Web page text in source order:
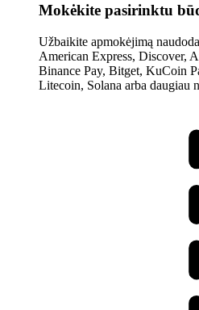
Mokėkite pasirinktu
Užbaikite apmokėjimą
American Express, Discover,
Binance Pay, Bitget, KuCoin
Litecoin, Solana arba daugiau